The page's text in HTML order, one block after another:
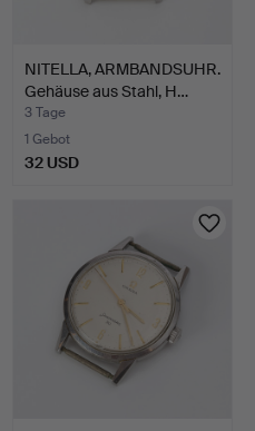
NITELLA, ARMBANDSUHR.
Gehäuse aus Stahl, H…
3 Tage
1 Gebot
32 USD